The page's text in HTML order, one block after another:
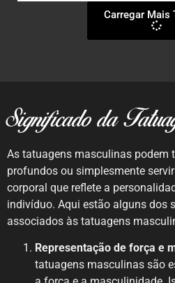
Carregar Mais
Significado da
As tatuagens masculinas podem
profundos ou simplesmente
corporal que reflete a
indivíduo. Aqui estão alguns dos
associados às tatuagens
Representação de força e
tatuagens masculinas são